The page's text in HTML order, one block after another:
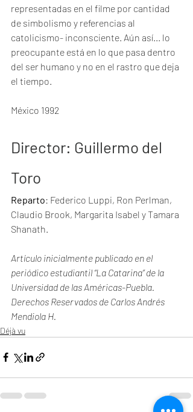
representadas en el filme por cantidad
de simbolismo y referencias al
catolicismo- inconsciente. Aún así... lo
preocupante está en lo que pasa dentro
del ser humano y no en el rastro que deja
el tiempo.
México 1992
Director: Guillermo del
Toro
Reparto: Federico Luppi, Ron Perlman,
Claudio Brook, Margarita Isabel y Tamara
Shanath.
Artículo inicialmente publicado en el
periódico estudiantil “La Catarina” de la
Universidad de las Américas-Puebla.
Derechos Reservados de Carlos Andrés
Mendiola H.
Déjà vu